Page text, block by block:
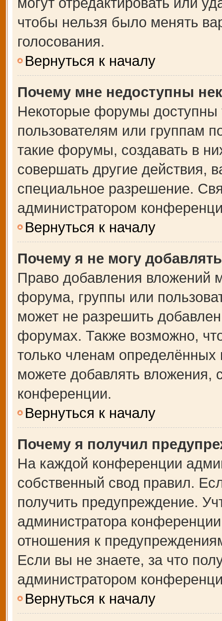
чтобы нельзя было менять
голосования.
Вернуться к началу
Почему мне недоступны
Некоторые форумы доступны
пользователям или группам
такие форумы, создавать в
совершать другие действия,
специальное разрешение.
администратором
Вернуться к началу
Почему я не могу
Право добавления вложений
форума, группы или
может не разрешить
форумах. Также возможно,
только членам
можете добавлять вложения,
конференции.
Вернуться к началу
Почему я получил
На каждой конференции
собственный свод правил.
получить предупреждение.
администратора
отношения к
Если вы не знаете, за что
администратором
Вернуться к началу